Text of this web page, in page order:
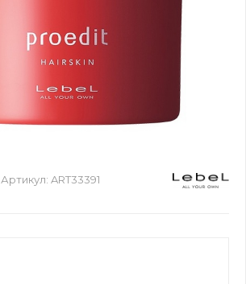
Артикул: ART33391